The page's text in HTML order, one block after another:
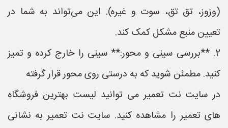
(وزوز، تق تق، سوت و غیره). این می‌تواند به شما در
تعیین منبع مشکل کمک کند.
2. **بررسی سینی و محور:** سینی را خارج کرده و تمیز
کنید. مطمئن شوید که به درستی روی محور قرار گرفته
در سایت نت تعمیر می توانید لیست بهترین فروشگاه
های تعمیر را مشاهده کنید. سایت نت تعمیر به نشانی